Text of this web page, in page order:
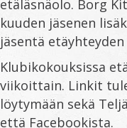
etäläsnäolo. Borg
kuuden jäsenen
jäsentä
Klubikokouksissa
viikoittain. Linkit
löytymään sekä
että Facebookista.